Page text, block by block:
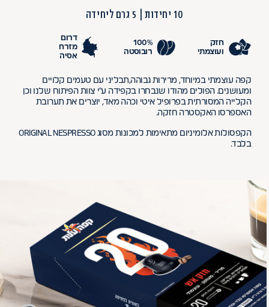
10 יחידות 5 גרם ליחידה
חזק
ועוצמתי
100%
רובוסטה
דרום
מזרח
אסיה
קפה עוצמתי במיוחד, מרירות גבוהה,תבליני עם טעמים קלויים
ומעושנים. הפולים מהודו שנבחרו בקפידה ע''י צוות הפיתוח שלנו וכן
הקלייה המסורתית בפרופיל איטי וכהה מאד, יוצרים את תערובת
האספרסו האקסטרה חזקה.
הקפסולות אלומיניום מתאימות למכונות מסוג ORIGINAL NESPRESSO
בלבד.